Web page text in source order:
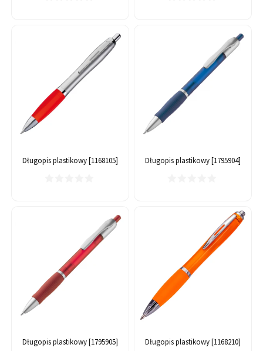
Długopis plastikowy [1168105] Długopis plastikowy [1795904]
Długopis plastikowy [1795905] Długopis plastikowy [1168210]